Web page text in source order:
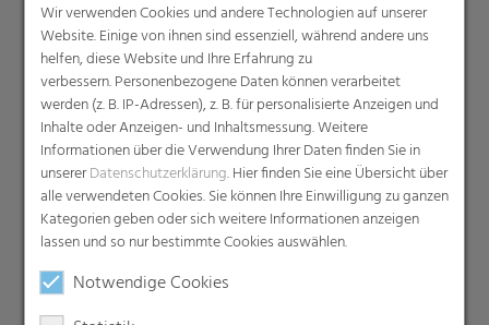
Wir verwenden Cookies und andere Technologien auf unserer
Website. Einige von ihnen sind essenziell, während andere uns
helfen, diese Website und Ihre Erfahrung zu
verbessern. Personenbezogene Daten können verarbeitet
werden (z. B. IP-Adressen), z. B. für personalisierte Anzeigen und
Inhalte oder Anzeigen- und Inhaltsmessung. Weitere
Informationen über die Verwendung Ihrer Daten finden Sie in
unsererDatenschutzerklärung. Hier finden Sie eine Übersicht über
alle verwendeten Cookies. Sie können Ihre Einwilligung zu ganzen
Kategorien geben oder sich weitere Informationen anzeigen
lassen und so nur bestimmte Cookies auswählen.
Notwendige Cookies
Industriefolien, Säcke, Sackverpackungen
Liners
MDO Folien
Multipack-Schrumpffolien
Papierähnliche Folien
Schrumpffolien & Stretchhauben
Kaschierfolien
Technische Folien
Ernteverfrühungsfolien
Gewächshausfolien